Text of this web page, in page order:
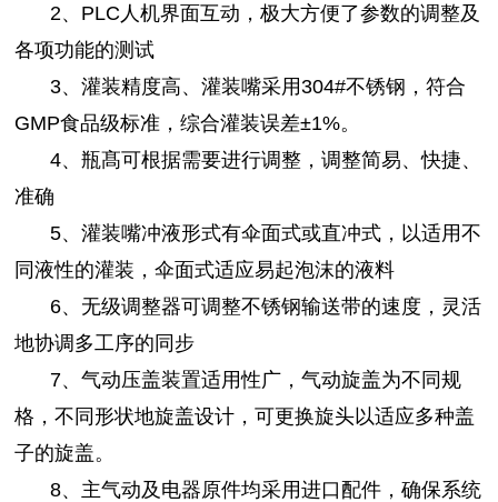
2、PLC人机界面互动，极大方便了参数的调整及
各项功能的测试
3、灌装精度高、灌装嘴采用304#不锈钢，符合
GMP食品级标准，综合灌装误差±1%。
4、瓶髙可根据需要进行调整，调整简易、快捷、
准确
5、灌装嘴冲液形式有伞面式或直冲式，以适用不
同液性的灌装，伞面式适应易起泡沫的液料
6、无级调整器可调整不锈钢输送带的速度，灵活
地协调多工序的同步
7、气动压盖装置适用性广，气动旋盖为不同规
格，不同形状地旋盖设计，可更换旋头以适应多种盖
子的旋盖。
8、主气动及电器原件均采用进口配件，确保系统